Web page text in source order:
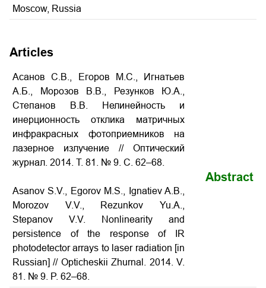
Moscow, Russia
Articles
Асанов С.В., Егоров М.С., Игнатьев
А.Б., Морозов В.В., Резунков Ю.А.,
Степанов В.В. Нелинейность и
инерционность отклика матричных
инфракрасных фотоприемников на
лазерное излучение // Оптический
журнал. 2014. Т. 81. № 9. С. 62–68.
Asanov S.V., Egorov M.S., Ignatiev A.B.,
Morozov V.V., Rezunkov Yu.A.,
Stepanov V.V.
Nonlinearity and
persistence of the response of IR
photodetector arrays to laser radiation [in
Russian] // Opticheskii Zhurnal. 2014. V.
81. № 9. P. 62–68.
Abstract